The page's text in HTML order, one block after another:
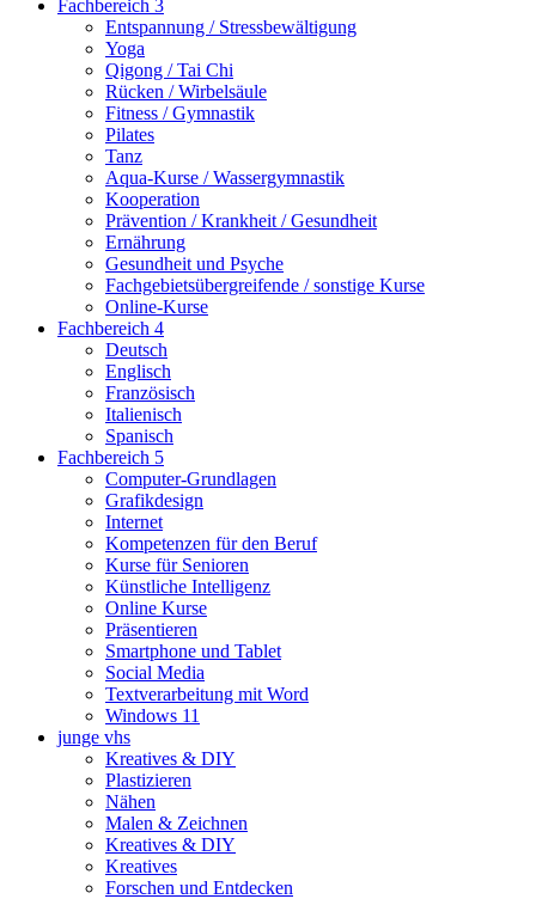
Fachbereich 3
Entspannung / Stressbewältigung
Yoga
Qigong / Tai Chi
Rücken / Wirbelsäule
Fitness / Gymnastik
Pilates
Tanz
Aqua-Kurse / Wassergymnastik
Kooperation
Prävention / Krankheit / Gesundheit
Ernährung
Gesundheit und Psyche
Fachgebietsübergreifende / sonstige Kurse
Online-Kurse
Fachbereich 4
Deutsch
Englisch
Französisch
Italienisch
Spanisch
Fachbereich 5
Computer-Grundlagen
Grafikdesign
Internet
Kompetenzen für den Beruf
Kurse für Senioren
Künstliche Intelligenz
Online Kurse
Präsentieren
Smartphone und Tablet
Social Media
Textverarbeitung mit Word
Windows 11
junge vhs
Kreatives & DIY
Plastizieren
Nähen
Malen & Zeichnen
Kreatives & DIY
Kreatives
Forschen und Entdecken